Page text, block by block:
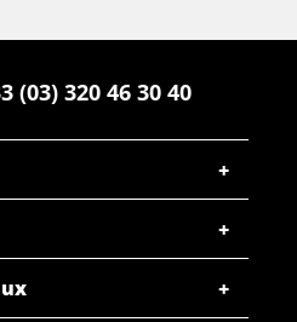
(03) 320 46 30 40